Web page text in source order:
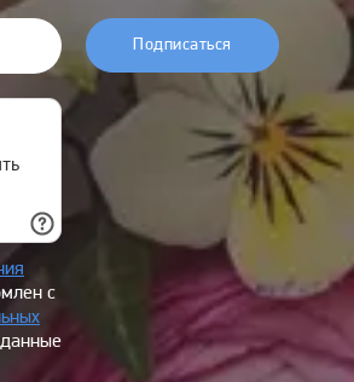
с
Подписаться